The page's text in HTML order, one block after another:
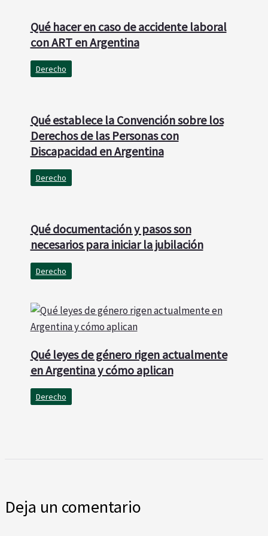
Qué hacer en caso de accidente laboral
con ART en Argentina
Derecho
Qué establece la Convención sobre los
Derechos de las Personas con
Discapacidad en Argentina
Derecho
Qué documentación y pasos son
necesarios para iniciar la jubilación
Derecho
Qué leyes de género rigen actualmente
en Argentina y cómo aplican
Derecho
Deja un comentario